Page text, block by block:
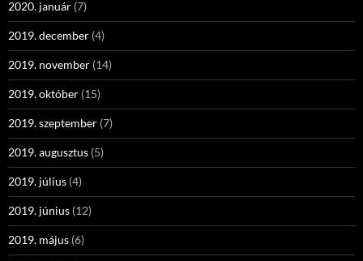
2020. január (7)
2019. december (4)
2019. november (14)
2019. október (15)
2019. szeptember (7)
2019. augusztus (5)
2019. július (4)
2019. június (12)
2019. május (6)